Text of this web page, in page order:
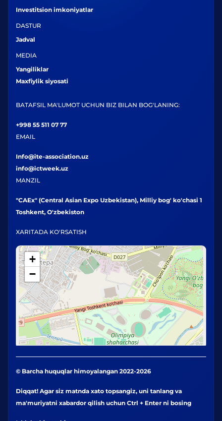
Investitsion imkoniyatlar
DASTUR
Jadval
MEDIA
Yangiliklar
Maxfiylik siyosati
BATAFSIL MA'LUMOT UCHUN BIZ BILAN BOG'LANING:
+998 55 511 07 77
EMAIL
Info@ite-association.uz
info@ictweek.uz
MANZIL
"CAEx" (Central Asian Expo Uzbekistan), Milliy bog' ko'chasi 1
Toshkent, O'zbekiston
XARITADA KO'RSATISH
+
−
© Barcha huquqlar himoyalangan 2022-2026
Diqqat! Agar siz matnda xato topsangiz, uni tanlang va
ma'muriyatni xabardor qilish uchun Ctrl + Enter ni bosing